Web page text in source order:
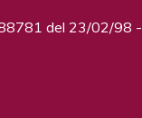
del 23/02/98 -